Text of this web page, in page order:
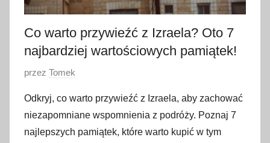
2
Co warto przywieźć z Izraela? Oto 7
najbardziej wartościowych pamiątek!
O
u
b
l
przez Tomek
Odkryj, co warto przywieźć z Izraela, aby zachować
niezapomniane wspomnienia z podróży. Poznaj 7
najlepszych pamiątek, które warto kupić w tym